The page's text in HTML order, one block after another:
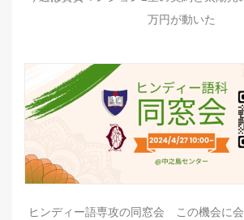
万円が動いた
ヒンディー語専攻の同窓会 この機会に